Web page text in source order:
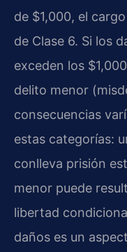
de $1,000, el
de Clase 6. Si los
exceden los
delito menor
consecuencias
estas categorías:
conlleva prisión
menor puede
libertad
daños es un